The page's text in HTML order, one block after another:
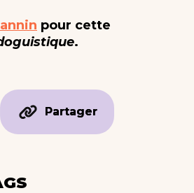
pour cette
.
Partager
Partager